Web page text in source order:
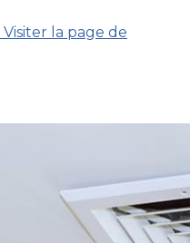
Visiter la page de